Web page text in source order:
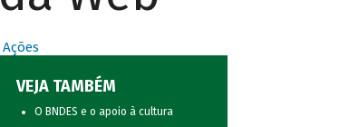
Ações
VEJA TAMBÉM
O BNDES e o apoio à cultura